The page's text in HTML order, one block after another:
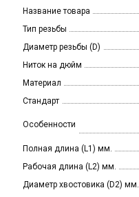
Название товара
Тип резьбы
Диаметр резьбы (D)
Ниток на дюйм
Материал
Стандарт
Особенности
Полная длина (L1) мм.
Рабочая длина (L2) мм.
Диаметр хвостовика (D2) мм.